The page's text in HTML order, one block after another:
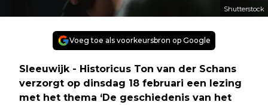
Shutterstock
Voeg toe als voorkeursbron op Google
Sleeuwijk - Historicus Ton van der Schans
verzorgt op dinsdag 18 februari een lezing
met het thema ‘De geschiedenis van het